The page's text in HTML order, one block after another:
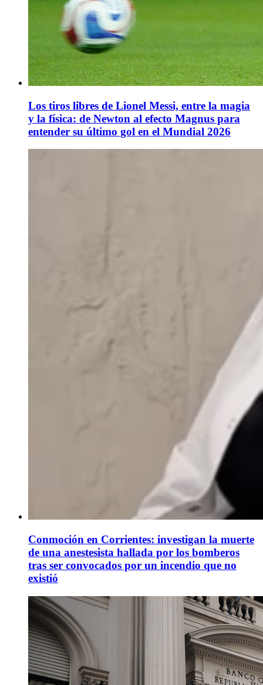
Los tiros libres de Lionel Messi, entre la magia
y la física: de Newton al efecto Magnus para
entender su último gol en el Mundial 2026
Conmoción en Corrientes: investigan la muerte
de una anestesista hallada por los bomberos
tras ser convocados por un incendio que no
existió